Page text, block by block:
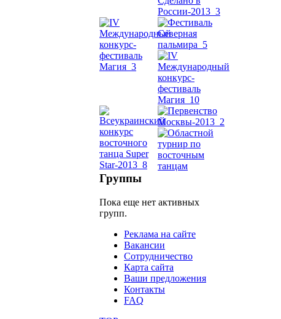
уроки
Группы
Пока еще нет активных
групп.
Реклама на сайте
Вакансии
Сотрудничество
Карта сайта
Ваши предложения
Контакты
FAQ